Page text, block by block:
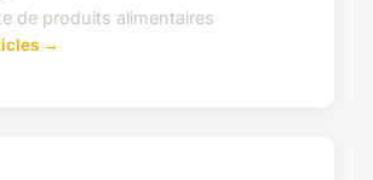
de produits alimentaires
→